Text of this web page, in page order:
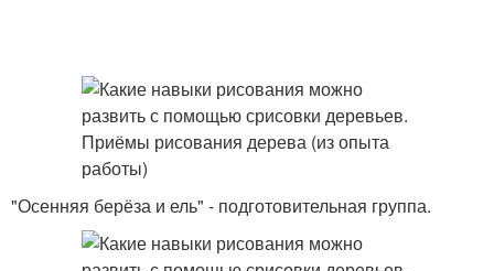
"Осенняя берёза и ель" - подготовительная группа.